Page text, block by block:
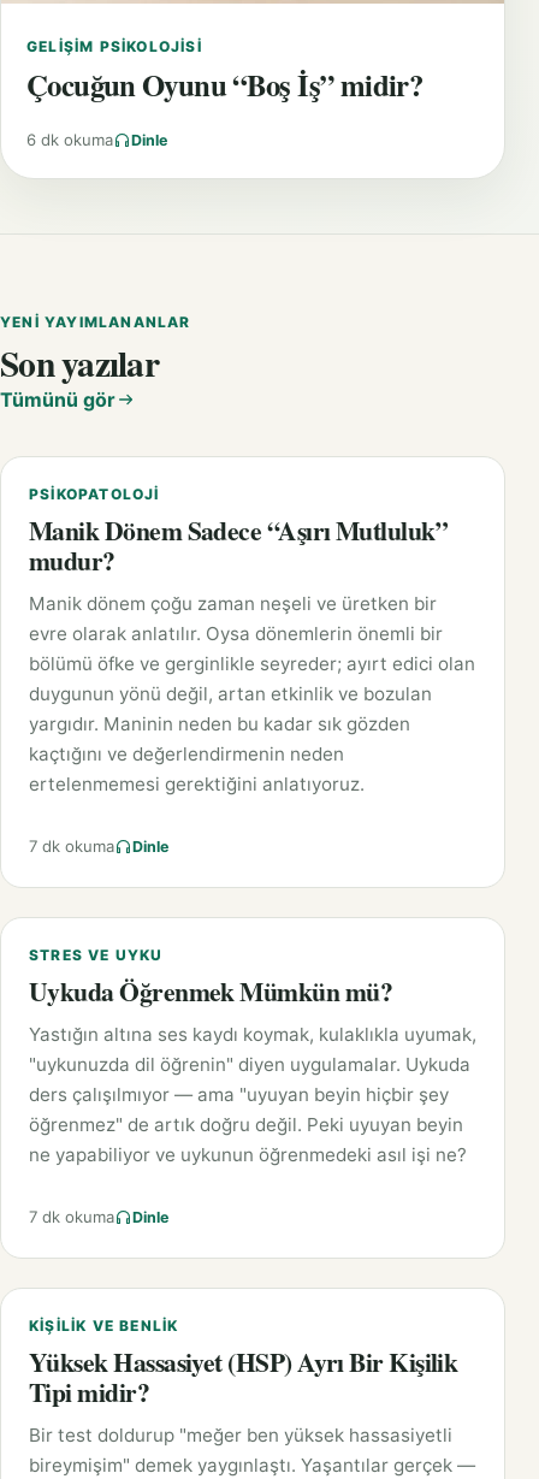
GELIŞIM PSIKOLOJISI
Çocuğun Oyunu “Boş İş” midir?
6 dk okuma Dinle
YENI YAYIMLANANLAR
Son yazılar
Tümünü gör
PSIKOPATOLOJI
Manik Dönem Sadece “Aşırı Mutluluk”
mudur?
Manik dönem çoğu zaman neşeli ve üretken bir
evre olarak anlatılır. Oysa dönemlerin önemli bir
bölümü öfke ve gerginlikle seyreder; ayırt edici olan
duygunun yönü değil, artan etkinlik ve bozulan
yargıdır. Maninin neden bu kadar sık gözden
kaçtığını ve değerlendirmenin neden
ertelenmemesi gerektiğini anlatıyoruz.
7 dk okuma Dinle
STRES VE UYKU
Uykuda Öğrenmek Mümkün mü?
Yastığın altına ses kaydı koymak, kulaklıkla uyumak,
"uykunuzda dil öğrenin" diyen uygulamalar. Uykuda
ders çalışılmıyor — ama "uyuyan beyin hiçbir şey
öğrenmez" de artık doğru değil. Peki uyuyan beyin
ne yapabiliyor ve uykunun öğrenmedeki asıl işi ne?
7 dk okuma Dinle
KIŞILIK VE BENLIK
Yüksek Hassasiyet (HSP) Ayrı Bir Kişilik
Tipi midir?
Bir test doldurup "meğer ben yüksek hassasiyetli
bireymişim" demek yaygınlaştı. Yaşantılar gerçek —